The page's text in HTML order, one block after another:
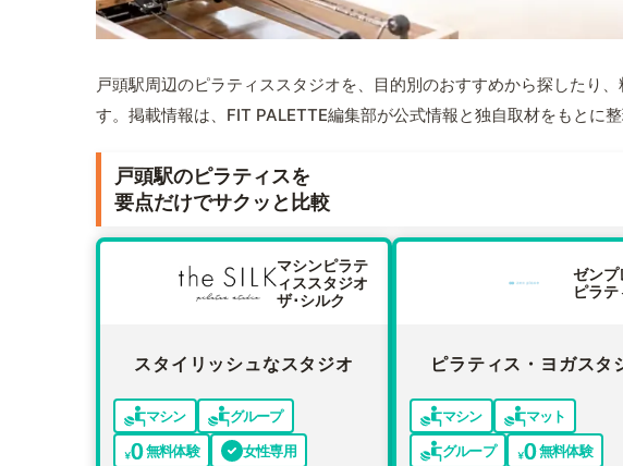
戸頭駅周辺のピラティススタジオを、目的別のおすすめから探したり
す。掲載情報は、FIT PALETTE編集部が公式情報と独自取材をもとに整
戸頭駅のピラティスを
要点だけでサクッと比較
マシンピラテ
ィススタジオ
ザ･シルク
スタイリッシュなスタジオ
マシン
グループ
無料体験
女性専用
ゼンプ
ピラテ
ピラティス・ヨガスタ
マシン
マット
グループ
無料体験